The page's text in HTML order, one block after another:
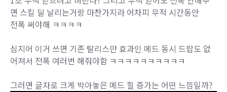
면 스킬 딜 날리는거랑 마찬가지라 어차피 무적 시간동안
전폭 써야해 ㅋㅋㅋㅋ
심지어 이거 쓰면 기존 탈리스만 효과인 메드 동시 드랍도 없
어져서 전폭 여러번 해줘야함 ㅋㅋㅋㅋㅋㅋㅋㅋㅋㅋ
그러면 글자로 크게 박아놓은 메드 힐 증가는 어떤 느낌일까?